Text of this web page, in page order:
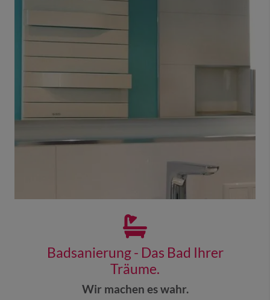
Badsanierung - Das Bad Ihrer
Träume.
Wir machen es wahr.